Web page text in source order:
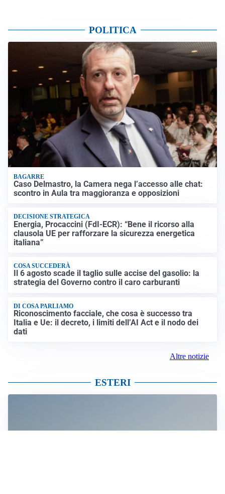
POLITICA
BAGARRE
Caso Delmastro, la Camera nega l’accesso alle chat:
scontro in Aula tra maggioranza e opposizioni
DECISIONE STRATEGICA
Energia, Procaccini (FdI-ECR): “Bene il ricorso alla
clausola UE per rafforzare la sicurezza energetica
italiana”
COSA SUCCEDERÀ
Il 6 agosto scade il taglio sulle accise del gasolio: la
strategia del Governo contro il caro carburanti
DI COSA PARLIAMO
Riconoscimento facciale, che cosa è successo tra
Italia e Ue: il decreto, i limiti dell’AI Act e il nodo dei
dati
Altre notizie
ESTERI